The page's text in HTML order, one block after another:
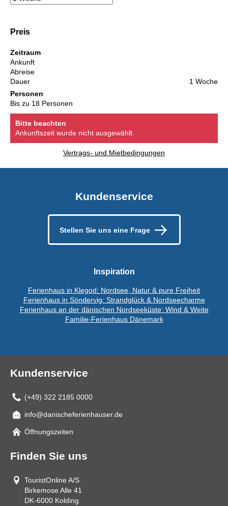
Preis
Zeitraum
Ankunft
Abreise
Dauer
1 Woche
Personen
Bis zu 18 Personen
Bitte beachten
Ankunftszeit wurde nicht ausgewählt.
Vertrags- und Mietbedingungen
Kundenservice
Stellen Sie uns eine Frage
Inspiration
Ferienhaus in Klegod: Nordsee, Natur & pure Freiheit
Ferienhaus in Söndervig: Strandglück & Nordseecharme
Ferienhaus an der dänischen Nordseeküste: Wind & Weite
Familie-Ferienhaus Dänemark
Kundenservice
(+49) 322 2185 0000
Mail
info@danischeferienhauser.de
Öffnungszeiten
Finden Sie uns
TouristOnline A/S
Birkemose Alle 41
DK-6000 Kolding